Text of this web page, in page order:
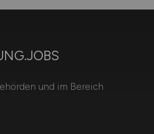
und im Bereich